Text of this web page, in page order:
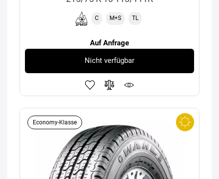
C M+S TL
Auf Anfrage
Nicht verfügbar
Economy-Klasse